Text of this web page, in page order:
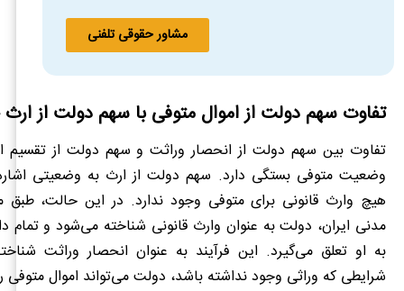
مشاور حقوقی تلفنی
تفاوت سهم دولت از اموال متوفی با سهم دولت از
تفاوت بین سهم دولت از انحصار وراثت و سهم دولت از تقسیم
وضعیت متوفی بستگی دارد. سهم دولت از ارث به وضعیتی
مدنی ایران، دولت به عنوان وارث قانونی شناخته می‌شود و تمام
به او تعلق می‌گیرد. این فرآیند به عنوان انحصار وراثت
شرایطی که وراثی وجود نداشته باشد، دولت می‌تواند اموال